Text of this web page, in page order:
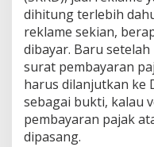
dihitung terlebih
reklame sekian,
dibayar. Baru
surat pembayaran
harus dilanjutkan ke
sebagai bukti, kalau
pembayaran pajak
dipasang.